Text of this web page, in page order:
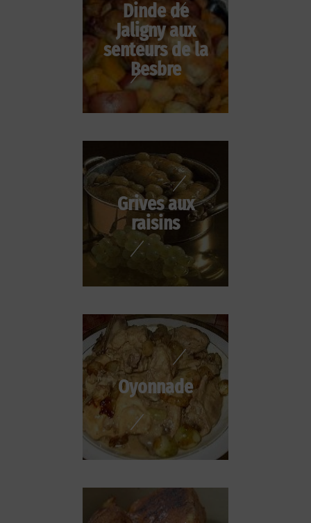
Dinde de
Jaligny aux
senteurs de la
Besbre
Grives aux
raisins
Oyonnade